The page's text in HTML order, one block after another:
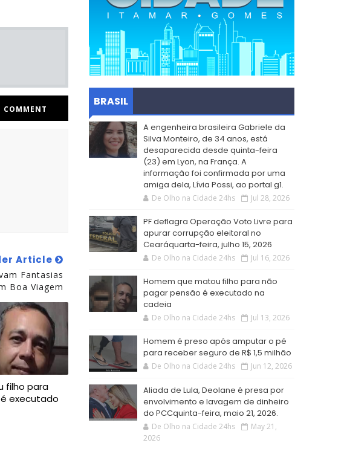
COMMENT
Article
Fantasias
Boa Viagem
filho para
executado
BRASIL
A engenheira brasileira Gabriele da
Silva Monteiro, de 34 anos, está
desaparecida desde quinta-feira
(23) em Lyon, na França. A
informação foi confirmada por uma
amiga dela, Lívia Possi, ao portal g1.
De Olho na Cidade 24hs Jul 28, 2026
PF deflagra Operação Voto Livre para
apurar corrupção eleitoral no
Cearáquarta-feira, julho 15, 2026
De Olho na Cidade 24hs Jul 16, 2026
Homem que matou filho para não
pagar pensão é executado na
cadeia
De Olho na Cidade 24hs Jul 13, 2026
Homem é preso após amputar o pé
para receber seguro de R$ 1,5 milhão
De Olho na Cidade 24hs Jun 12, 2026
Aliada de Lula, Deolane é presa por
envolvimento e lavagem de dinheiro
do PCCquinta-feira, maio 21, 2026.
De Olho na Cidade 24hs
May 21,
2026